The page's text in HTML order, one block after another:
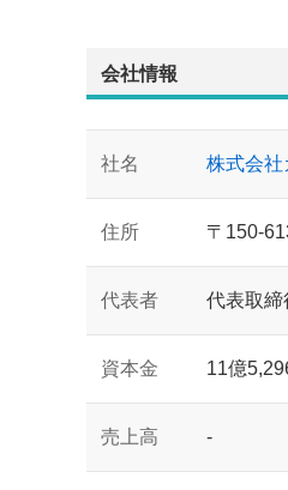
会社情報
社名 株式会社
住所 〒150-
代表者 代表取締
資本金 11億
売上高 -